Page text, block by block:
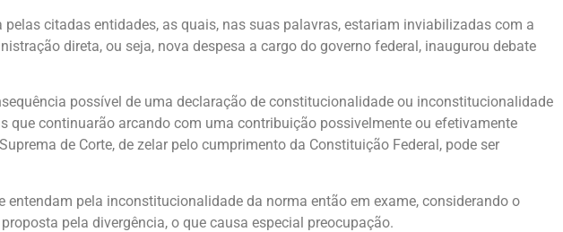
citadas entidades, as quais, nas suas palavras, estariam inviabilizadas com a
direta, ou seja, nova despesa a cargo do governo federal, inaugurou debate
possível de uma declaração de constitucionalidade ou inconstitucionalidade
que continuarão arcando com uma contribuição possivelmente ou efetivamente
de Corte, de zelar pelo cumprimento da Constituição Federal, pode ser
pela inconstitucionalidade da norma então em exame, considerando o
pela divergência, o que causa especial preocupação.